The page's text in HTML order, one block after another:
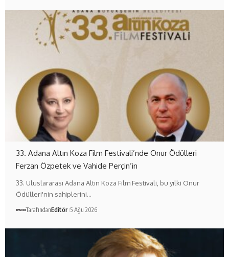
33. Adana Altın Koza Film Festivali’nde Onur Ödülleri
Ferzan Özpetek ve Vahide Perçin’in
33. Uluslararası Adana Altın Koza Film Festivali, bu yılki Onur
Ödülleri'nin sahiplerini…
TarafındanEditör 5 Ağu 2026